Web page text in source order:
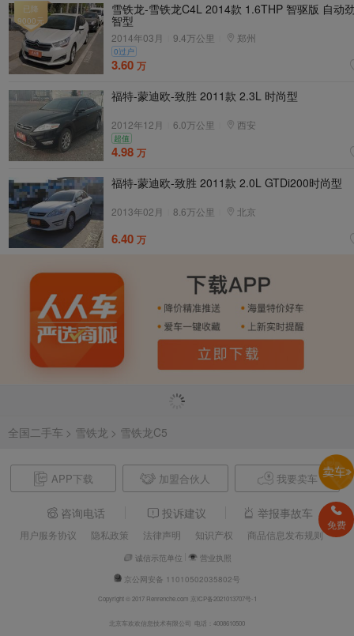
已降
9000元
雪铁龙-雪铁龙C4L 2014款 1.6THP 智驱版 自动
智型
2014年03月 9.4万公里 郑州
0过户
3.60 万
福特-蒙迪欧-致胜 2011款 2.3L 时尚型
2012年12月 6.0万公里 西安
超值
4.98 万
福特-蒙迪欧-致胜 2011款 2.0L GTDi200时尚型
2013年02月 8.6万公里 北京
6.40 万
全国二手车 > 雪铁龙 > 雪铁龙C5
APP下载 加盟合伙人 我要卖车
咨询电话 投诉建议 举报事故车
用户服务协议 隐私政策 法律声明 知识产权 商品信息发布规则
诚信示范单位
营业执照
京公网安备 11010502035802号
Copyright © 2017 Renrenche.com 京ICP备2021013707号-1
北京车欢欢信息技术有限公司 电话：4008610500
免费